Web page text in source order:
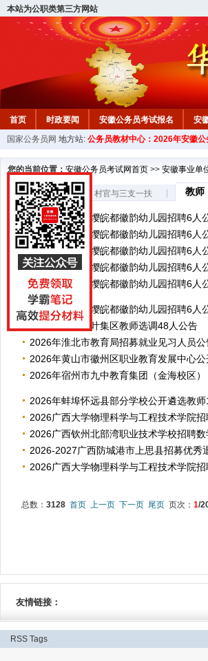
本站为公职类第三方网站
首页 时政要闻 安徽公务员考试报名 安
安徽公务员行测试题 在线咨询 教材中心
国家公务员网 地方站: 公务员教材中心：2026年安徽
您的当前位置： 安徽公务员考试网首页 >> 安徽事业单
事业单位 | 村官与三支一扶 教师
2026年合肥红缨皖都徽韵幼儿园招聘6人
2026年合肥红缨皖都徽韵幼儿园招聘6人
2026年合肥红缨皖都徽韵幼儿园招聘6人
2026年合肥红缨皖都徽韵幼儿园招聘6人
2026年合肥红缨皖都徽韵幼儿园招聘6人
2026年合肥红缨皖都徽韵幼儿园招聘6人
2026年六安市叶集区教师选调48人公告
2026年淮北市教育局招募就业见习人员公
2026年黄山市徽州区职业教育发展中心
2026年宿州市九中教育集团（金海校区
2026年蚌埠怀远县部分学校公开遴选教
2026广西大学物理科学与工程技术学院
2026广西钦州北部湾职业技术学校招聘
2026-2027广西防城港市上思县招募优秀
2026广西大学物理科学与工程技术学院
总数： 3128 首页 上一页 下一页 尾页 页次： 1/
友情链接：
RSS Tags